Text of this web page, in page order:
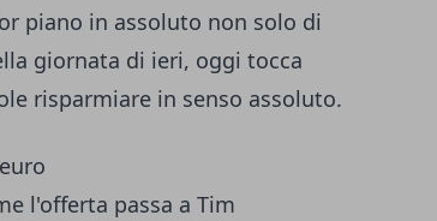
piano in assoluto non solo di
giornata di ieri, oggi tocca
risparmiare in senso assoluto.
l'offerta passa a Tim